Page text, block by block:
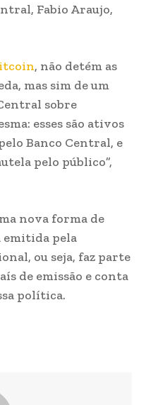
Fabio Araujo,
, não detém as
mas sim de um
sobre
esses são ativos
Banco Central, e
pelo público”,
nova forma de
emitida pela
ou seja, faz parte
de emissão e conta
política.